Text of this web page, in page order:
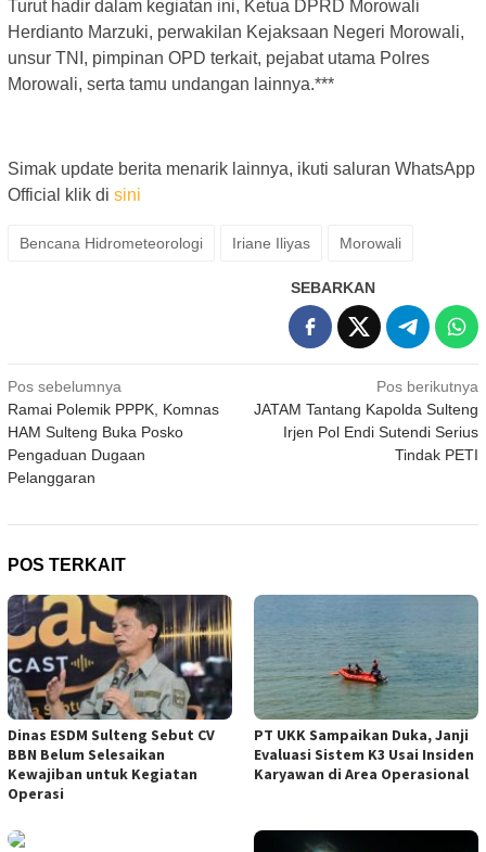
Turut hadir dalam kegiatan ini, Ketua DPRD Morowali
Herdianto Marzuki, perwakilan Kejaksaan Negeri Morowali,
unsur TNI, pimpinan OPD terkait, pejabat utama Polres
Morowali, serta tamu undangan lainnya.***
Simak update berita menarik lainnya, ikuti saluran WhatsApp
Official klik di sini
Bencana Hidrometeorologi Iriane Iliyas Morowali
SEBARKAN
Navigasi
pos
Pos sebelumnya
Ramai Polemik PPPK, Komnas
HAM Sulteng Buka Posko
Pengaduan Dugaan
Pelanggaran
Pos berikutnya
JATAM Tantang Kapolda Sulteng
Irjen Pol Endi Sutendi Serius
Tindak PETI
POS TERKAIT
Dinas ESDM Sulteng Sebut CV
BBN Belum Selesaikan
Kewajiban untuk Kegiatan
Operasi
PT UKK Sampaikan Duka, Janji
Evaluasi Sistem K3 Usai Insiden
Karyawan di Area Operasional